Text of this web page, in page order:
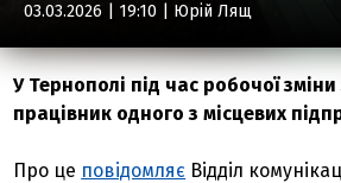
03.03.2026 | 19:10 | Юрій Лящ
У Тернополі під час робочої
працівник одного з місцевих
Про це повідомляє Відділ